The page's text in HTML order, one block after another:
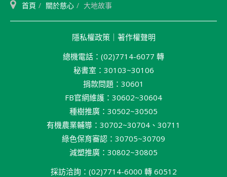
首頁 關於慈心 大地故事
隱私權政策｜ 著作權聲明
總機電話：(02)7714-6077 轉
秘書室：30103~30106
捐款問題：30601
FB官網維護：30602~30604
種樹推廣：30502~30505
有機農業輔導：30702~30704、30711
綠色保育審認：30705~30709
減塑推廣：30802~30805
採訪洽詢：(02)7714-6000 轉 60512